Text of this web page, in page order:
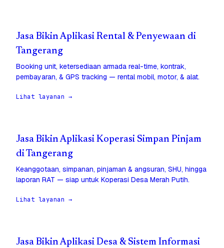
Jasa Bikin Aplikasi Rental & Penyewaan di
Tangerang
Booking unit, ketersediaan armada real-time, kontrak,
pembayaran, & GPS tracking — rental mobil, motor, & alat.
Lihat layanan →
Jasa Bikin Aplikasi Koperasi Simpan Pinjam
di Tangerang
Keanggotaan, simpanan, pinjaman & angsuran, SHU, hingga
laporan RAT — siap untuk Koperasi Desa Merah Putih.
Lihat layanan →
Jasa Bikin Aplikasi Desa & Sistem Informasi